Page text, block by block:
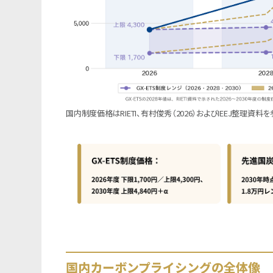
国内制度価格はRIETI、有村俊秀（2026）およびIEEJ整理資料を
国内カーボンプライシングの全体像